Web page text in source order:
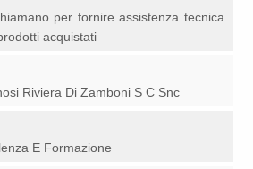
per fornire assistenza tecnica
acquistati
Riviera Di Zamboni S C Snc
E Formazione